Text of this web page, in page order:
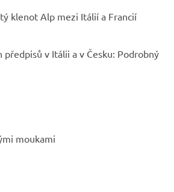
klenot Alp mezi Itálií a Francií
předpisů v Itálii a v Česku: Podrobný
moukami